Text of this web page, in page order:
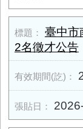
臺中市
2名徵才公告